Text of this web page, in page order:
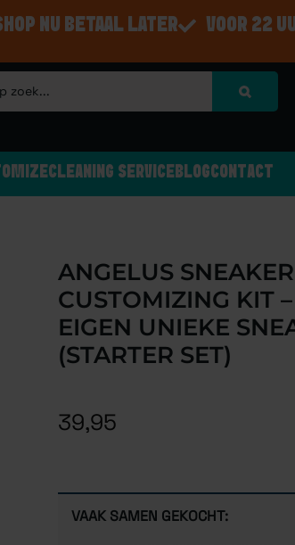
NU BETAAL LATER VOOR 22
CLEANING SERVICE BLOGCONTACT
ANGELUS SNEAKER
CUSTOMIZING KIT
EIGEN UNIEKE
(STARTER SET)
39,95
VAAK SAMEN GEKOCHT: